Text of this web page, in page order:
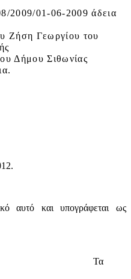
2009/01-06-2009 άδεια
Ζήση Γεωργίου του
Δήμου Σιθωνίας
αυτό και υπογράφεται ως
Τα